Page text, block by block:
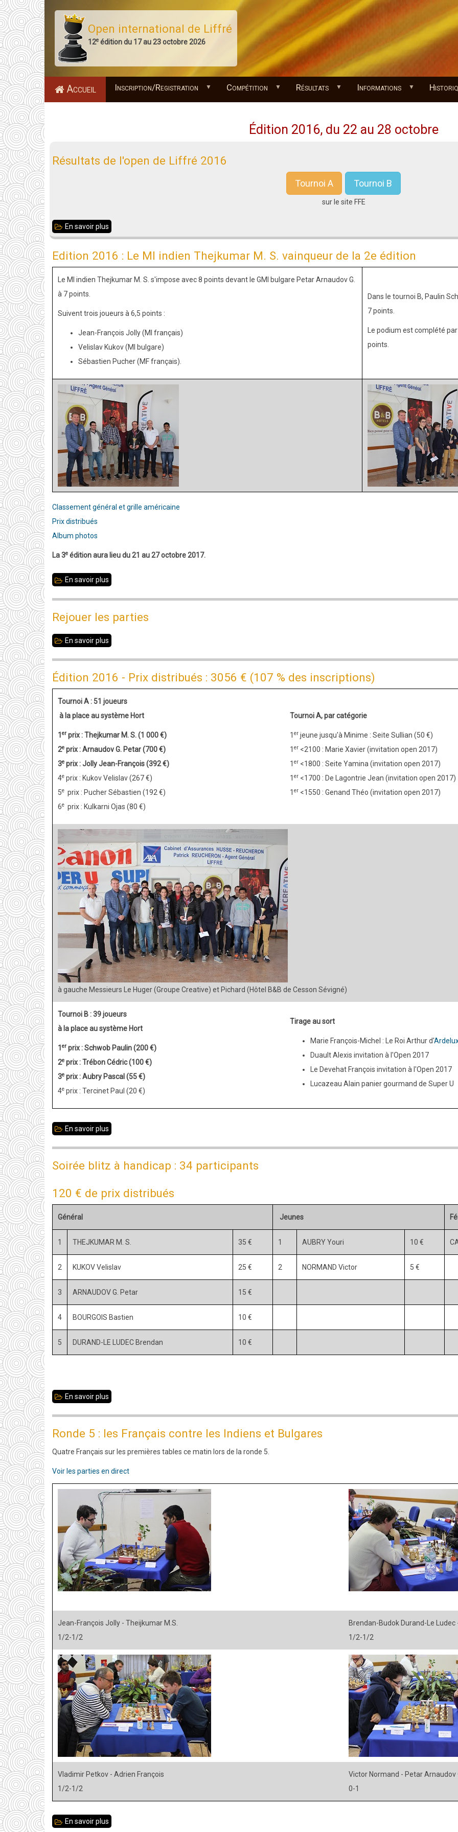
Aller
au
contenu
principal
Open international de Liffré
12e édition du 17 au 23 octobre 2026
Accueil Inscription/Registration Compétition Résultats Informations
Édition 2016, du 22 au 28 octobre
Résultats de l'open de Liffré 2016
Tournoi A Tournoi B
sur le site FFE
En savoir plus
Résultats
de
l'open
de
2016
Edition 2016 : Le MI indien Thejkumar M. S. vainqueur de la 2e édition
Le MI indien Thejkumar M. S. s'impose avec 8 points devant le GMI bulgare Petar Arnaudov G.
à 7 points.
Suivent trois joueurs à 6,5 points :
Jean-François Jolly (MI français)
Velislav Kukov (MI bulgare)
Sébastien Pucher (MF français).
Dans le tournoi B, Paulin
7 points.
Le podium est complété
points.
Classement général et grille américaine
Prix distribués
Album photos
La 3e édition aura lieu du 21 au 27 octobre 2017.
En savoir plus
Le
Thejkumar
de
la
2e
édition
Rejouer les parties
En savoir plus
parties
Édition 2016 - Prix distribués : 3056 € (107 % des inscriptions)
Tournoi A : 51 joueurs
à la place au système Hort
1 erprix : Thejkumar M. S. (1 000 €)
2e prix : Arnaudov G. Petar (700 €)
3e prix : Jolly Jean-François (392 €)
4e prix : Kukov Velislav (267 €)
5e prix : Pucher Sébastien (192 €)
6e prix : Kulkarni Ojas (80 €)
Tournoi A, par catégorie
1 er jeune jusqu'à Minime : Seite Sullian (50 €)
1 er <2100 : Marie Xavier (invitation open 2017)
1 er <1800 : Seite Yamina (invitation open 2017)
1 er <1700 : De Lagontrie Jean (invitation open 2017)
1 er <1550 : Genand Théo (invitation open 2017)
à gauche Messieurs Le Huger (Groupe Creative) et Pichard (Hôtel B&B de Cesson Sévigné)
Tournoi B : 39 joueurs
à la place au système Hort
1 erprix : Schwob Paulin (200 €)
2e prix : Trébon Cédric (100 €)
3e prix : Aubry Pascal (55 €)
4e prix : Tercinet Paul (20 €)
Tirage au sort
Marie François-Michel : Le Roi Arthur d'
Duault Alexis invitation à l'Open 2017
Le Devehat François invitation à l'Open 2017
Lucazeau Alain panier gourmand de Super U
En savoir plus
-
3056
€
(107
%
Soirée blitz à handicap : 34 participants
120 € de prix distribués
Général Jeunes
1 THEJKUMAR M. S. 35 € 1 AUBRY Youri 10 €
2 KUKOV Velislav 25 € 2 NORMAND Victor 5 €
3 ARNAUDOV G. Petar 15 €
4 BOURGOIS Bastien 10 €
5 DURAND-LE LUDEC Brendan 10 €
En savoir plus
à
handicap
34
participants
Ronde 5 : les Français contre les Indiens et Bulgares
Quatre Français sur les premières tables ce matin lors de la ronde 5.
Voir les parties en direct
Jean-François Jolly - Theijkumar M.S.
1/2-1/2
Brendan-Budok Durand-Le Ludec
1/2-1/2
Vladimir Petkov - Adrien François
1/2-1/2
Victor Normand - Petar Arnaudov
0-1
En savoir plus